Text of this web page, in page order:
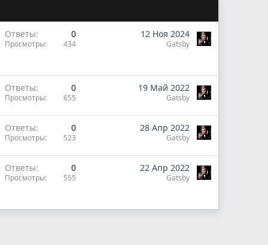
Ответы 0
Просмотры 434
12 Ноя 2024
Gatsby
Ответы 0
Просмотры 655
19 Май 2022
Gatsby
Ответы 0
Просмотры 523
28 Апр 2022
Gatsby
Ответы 0
Просмотры 555
22 Апр 2022
Gatsby